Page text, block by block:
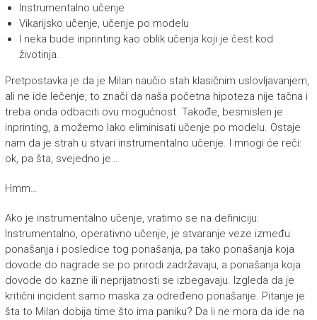
Instrumentalno učenje
Vikarijsko učenje, učenje po modelu
I neka bude inprinting kao oblik učenja koji je čest kod
životinja.
Pretpostavka je da je Milan naučio stah klasičnim uslovljavanjem,
ali ne ide lečenje, to znači da naša početna hipoteza nije tačna i
treba onda odbaciti ovu mogućnost. Takođe, besmislen je
inprinting, a možemo lako eliminisati učenje po modelu. Ostaje
nam da je strah u stvari instrumentalno učenje. I mnogi će reči:
ok, pa šta, svejedno je…
Hmm…
Ako je instrumentalno učenje, vratimo se na definiciju:
Instrumentalno, operativno učenje, je stvaranje veze između
ponašanja i posledice tog ponašanja, pa tako ponašanja koja
dovode do nagrade se po prirodi zadržavaju, a ponašanja koja
dovode do kazne ili neprijatnosti se izbegavaju. Izgleda da je
kritični incident samo maska za određeno ponašanje. Pitanje je
šta to Milan dobija time što ima paniku? Da li ne mora da ide na